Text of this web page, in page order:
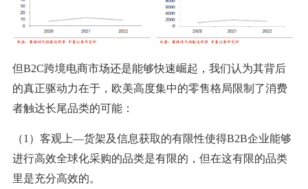
但B2C跨境电商市场还是能够快速崛起，我们认为其背后
的真正驱动力在于，欧美高度集中的零售格局限制了消费
者触达长尾品类的可能：
（1）客观上—货架及信息获取的有限性使得B2B企业能够
进行高效全球化采购的品类是有限的，但在这有限的品类
里是充分高效的。